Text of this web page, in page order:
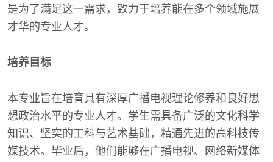
是为了满足这一需求，致力于培养能在多个领域施展
才华的专业人才。
培养目标
本专业旨在培育具有深厚广播电视理论修养和良好思
想政治水平的专业人才。学生需具备广泛的文化科学
知识、坚实的工科与艺术基础，精通先进的高科技传
媒技术。毕业后，他们能够在广播电视、网络新媒体